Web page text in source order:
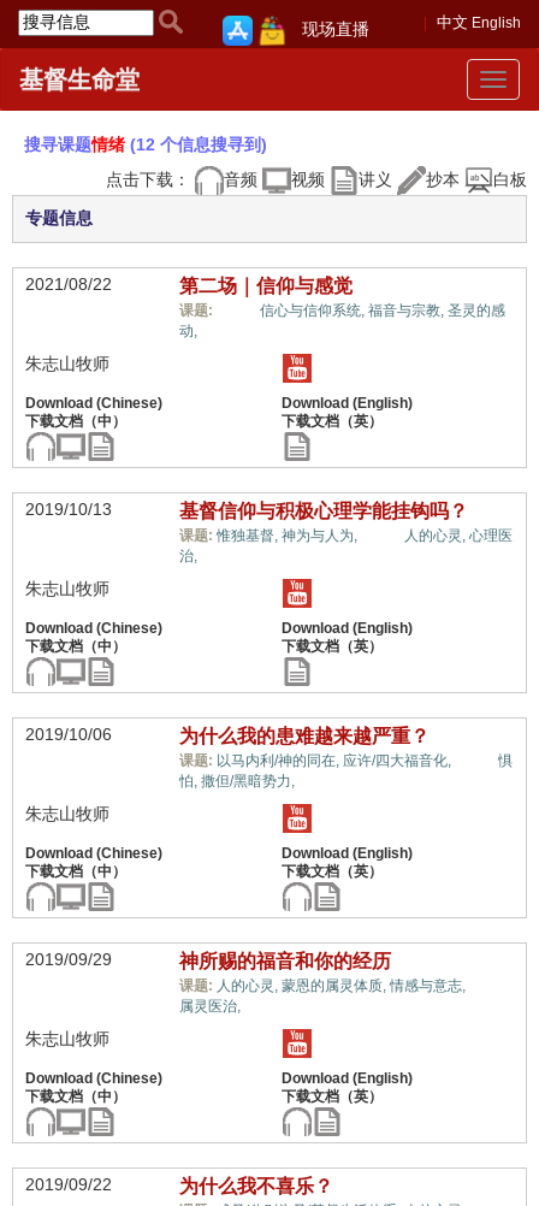
中文 English
现场直播
Toggle
基督生命堂
搜寻课题情绪 (12 个信息搜寻到)
点击下载：
音频 视频 讲义 抄本 白板
专题信息
2021/08/22 第二场｜信仰与感觉
课题: 信心与信仰系统, 福音与宗教, 圣灵的感
动,
朱志山牧师
2019/10/13 基督信仰与积极心理学能挂钩吗？
课题:惟独基督, 神为与人为, 人的心灵, 心理医
治,
朱志山牧师
2019/10/06 为什么我的患难越来越严重？
课题: 以马内利/神的同在, 应许/四大福音化, 情绪,惧
怕, 撒但/黑暗势力,
朱志山牧师
2019/09/29 神所赐的福音和你的经历
课题: 人的心灵, 蒙恩的属灵体质,情感与意志,
属灵医治,
朱志山牧师
2019/09/22 为什么我不喜乐？